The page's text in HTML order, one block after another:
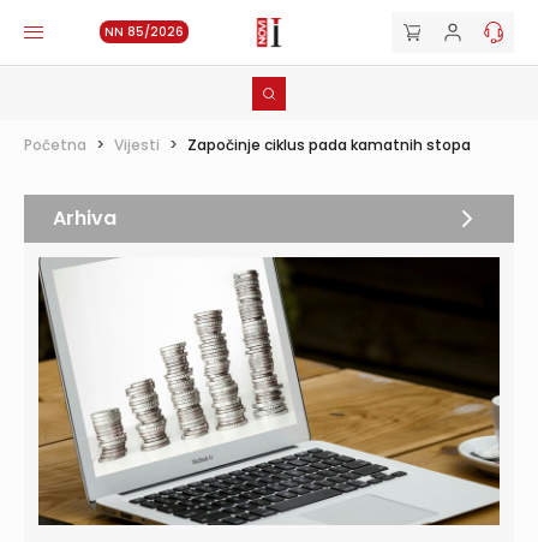
NN 85/2026
Početna > Vijesti > Započinje ciklus pada kamatnih stopa
Arhiva